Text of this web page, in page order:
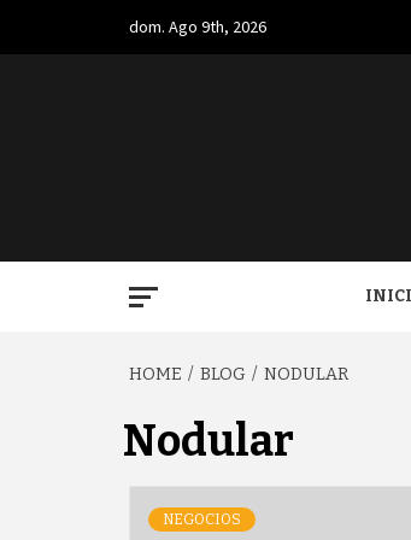
content
dom. Ago 9th, 2026
HOME BLOG NODULAR
Nodular
NEGOCIOS